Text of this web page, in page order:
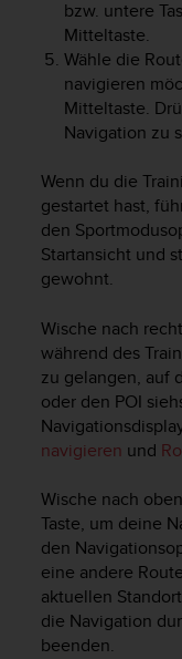
bzw. untere
Mitteltaste.
Wähle die
navigieren
Mitteltaste.
Navigation zu
Wenn du die
gestartet hast,
den
Startansicht und
gewohnt.
Wische nach
während des
zu gelangen, auf
oder den POI
navigieren und
Wische nach
Taste, um deine
den
eine andere
aktuellen
die Navigation
beenden.